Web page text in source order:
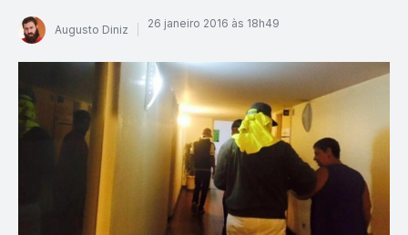
Augusto Diniz 26 janeiro 2016 às 18h49